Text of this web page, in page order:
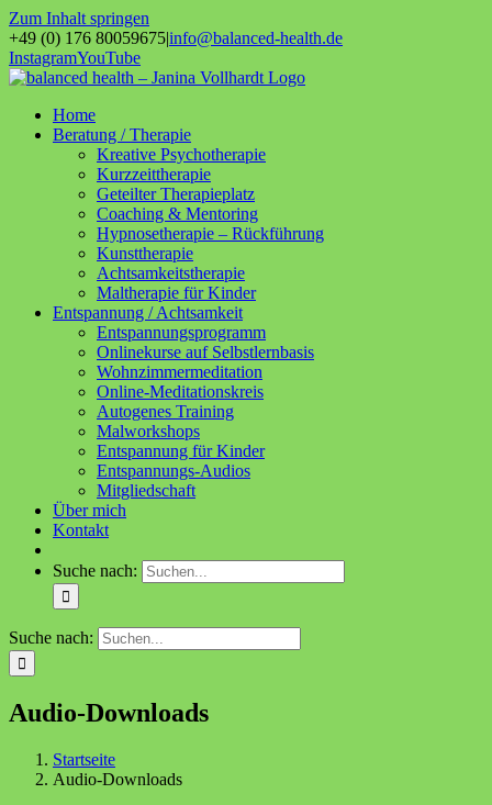
Zum Inhalt springen
+49 (0) 176 80059675|info@balanced-health.de
InstagramYouTube
Home
Beratung / Therapie
Kreative Psychotherapie
Kurzzeittherapie
Geteilter Therapieplatz
Coaching & Mentoring
Hypnosetherapie – Rückführung
Kunsttherapie
Achtsamkeitstherapie
Maltherapie für Kinder
Entspannung / Achtsamkeit
Entspannungsprogramm
Onlinekurse auf Selbstlernbasis
Wohnzimmermeditation
Online-Meditationskreis
Autogenes Training
Malworkshops
Entspannung für Kinder
Entspannungs-Audios
Mitgliedschaft
Über mich
Kontakt
Suche nach:
Suche nach:
Audio-Downloads
Startseite
Audio-Downloads